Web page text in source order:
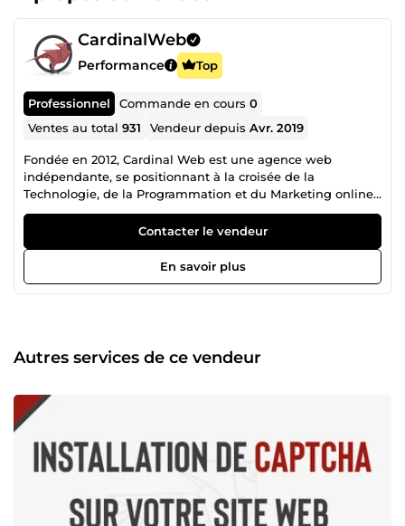
CardinalWeb
Performance Top
Professionnel Commande en cours0
Ventes au total931 Vendeur depuisAvr. 2019
Fondée en 2012, Cardinal Web est une agence web
indépendante, se positionnant à la croisée de la
Technologie, de la Programmation et du Marketing online.
Cette maîtrise technologique nous permet de présenter
une offre digitale complète à nos clients. Un seul
partenaire pour plus de réactivité et de cohérence, une
vision globale, des coûts et des délais maîtrisés. De taille
humaine et réactive, l’agence est composée d’experts qui
assistance tout au long de votre chaine de production
web. Cette volonté de répondre à l’ensemble des besoins
nous a permis, par le même biais, de prendre les devants
sur nos concurrents. Les résultats ont clairement suivi :
coup d’œil à nos services et découvrez nos compétences.
Nous mettons toute notre expérience et savoir-faire à votre
construction de votre E-réputation.
Contacter le vendeur
En savoir plus
Autres services de ce vendeur